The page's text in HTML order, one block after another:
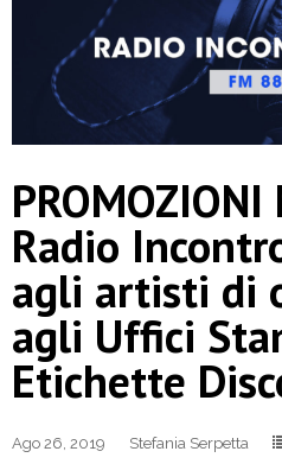
PROMOZIONI
Radio
agli artisti di
agli Uffici
Etichette
Ago 26, 2019 Stefania Serpetta